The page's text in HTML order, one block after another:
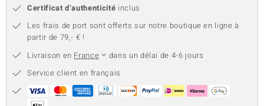
Certificat d’authenticité inclus
Les frais de port sont offerts sur notre boutique en ligne à
partir de 79,- € !
Livraison en France
dans un délai de 4-6 jours
Service client en français